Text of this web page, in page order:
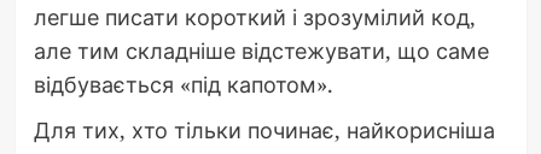
легше писати короткий і зрозумілий код,
але тим складніше відстежувати, що саме
відбувається «під капотом».
Для тих, хто тільки починає, найкорисніша